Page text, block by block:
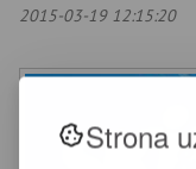
Strona
2015-03-19 12:15:20